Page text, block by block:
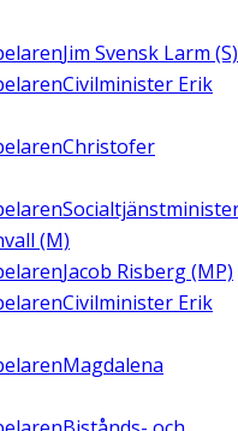
Jim Svensk Larm (S)
Civilminister Erik
Christofer
(M)
Jacob Risberg (MP)
Civilminister Erik
Magdalena